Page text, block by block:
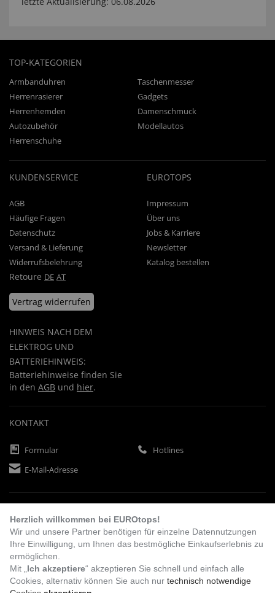
TOP-KATEGORIEN
Armbanduhren
Taschenmesser
Herrenrasierer
Gadgets
Herrenhemden
Damenschmuck
Autozubehör
Modellautos
Herrenschuhe
KUNDENSERVICE
AGB
Häufige Fragen
Datenschutz
Versand & Lieferung
Widerrufsbelehrung
Retoure DE AT
Vertrag widerrufen
HINWEIS NACH DEM
ELEKTROG UND
BATTERIEHINWEIS:
Batteriehinweise finden Sie
in den AGB und hier.
EUROTOPS
Impressum
Über uns
Jobs & Karriere
Newsletter
Katalog bestellen
KONTAKT
Formular
Hotlines
E-Mail-Adresse
Vorkasse Rechnung
Herzlich willkommen bei EUROtops!
Wir und unsere Partner benötigen für einzelne Datennutzungen
Ihre Einwilligung, um Ihnen das bestmögliche Einkaufserlebnis zu
ermöglichen.
Mit „ Ich akzeptiere“ akzeptieren Sie schnell und einfach alle
Cookies, alternativ können Sie auch nur technisch notwendige